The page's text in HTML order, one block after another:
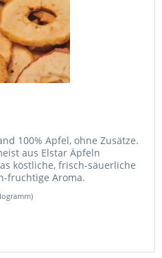
100% Apfel, ohne Zusätze.
aus Elstar Äpfeln
köstliche, frisch-säuerliche
fruchtige Aroma.